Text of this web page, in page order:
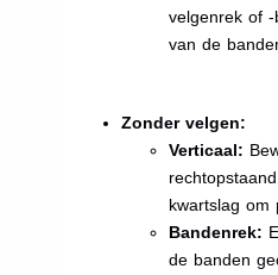
velgenrek of
van de
Zonder velgen:
Verticaal:
kwartslag om
Bandenrek:
de banden